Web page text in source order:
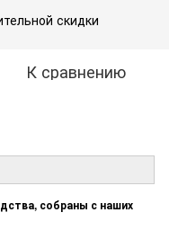
скидки
К сравнению
собраны с наших